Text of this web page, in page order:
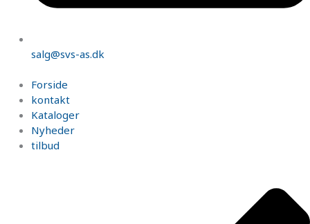
salg@svs-as.dk
Forside
kontakt
Kataloger
Nyheder
tilbud